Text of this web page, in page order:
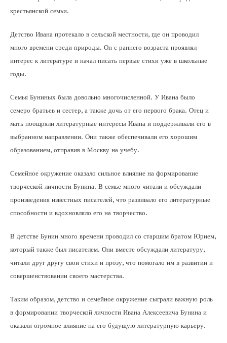
крестьянской семьи.
Детство Ивана протекало в сельской местности, где он проводил
много времени среди природы. Он с раннего возраста проявлял
интерес к литературе и начал писать первые стихи уже в школьные
годы.
Семья Буниных была довольно многочисленной. У Ивана было
семеро братьев и сестер, а также дочь от его первого брака. Отец и
мать поощряли литературные интересы Ивана и поддерживали его в
выбранном направлении. Они также обеспечивали его хорошим
образованием, отправив в Москву на учебу.
Семейное окружение оказало сильное влияние на формирование
творческой личности Бунина. В семье много читали и обсуждали
произведения известных писателей, что развивало его литературные
способности и вдохновляло его на творчество.
В детстве Бунин много времени проводил со старшим братом Юрием,
который также был писателем. Они вместе обсуждали литературу,
читали друг другу свои стихи и прозу, что помогало им в развитии и
совершенствовании своего мастерства.
Таким образом, детство и семейное окружение сыграли важную роль
в формировании творческой личности Ивана Алексеевича Бунина и
оказали огромное влияние на его будущую литературную карьеру.